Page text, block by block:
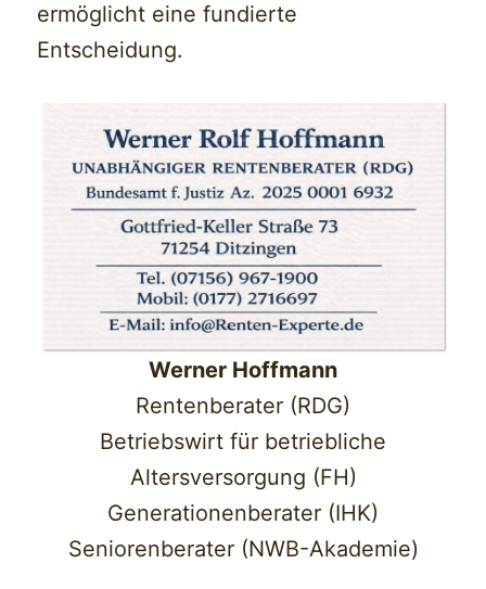
ermöglicht eine fundierte
Entscheidung.
Werner Hoffmann
Rentenberater (RDG)
Betriebswirt für betriebliche
Altersversorgung (FH)
Generationenberater (IHK)
Seniorenberater (NWB-Akademie)